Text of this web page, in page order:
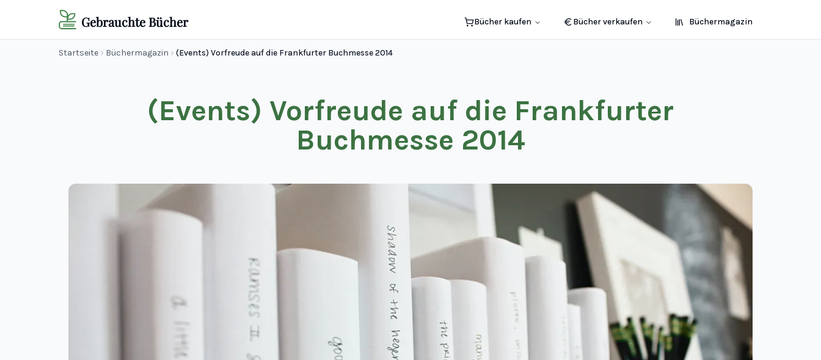
Gebrauchte Bücher Bücher kaufen Bücher verkaufen Büchermagazin
Startseite Büchermagazin (Events) Vorfreude auf die Frankfurter Buchmesse 2014
(Events) Vorfreude auf die Frankfurter
Buchmesse 2014